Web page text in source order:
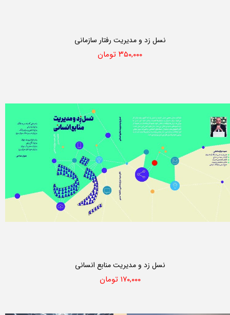
نسل زد و مدیریت رفتار سازمانی
۳۵۰,۰۰۰ تومان
نسل زد و مدیریت منابع انسانی
۱۷۰,۰۰۰ تومان